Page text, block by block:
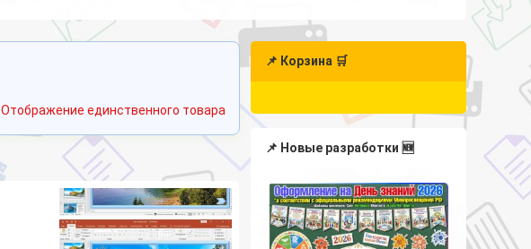
Отображение единственного товара
📌 Корзина 🛒
📌 Новые разработки 🆕